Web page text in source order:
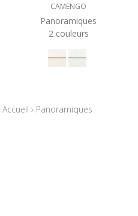
CAMENGO
Panoramiques
2 couleurs
Accueil › Panoramiques